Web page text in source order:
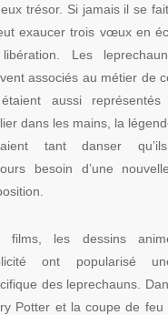
trésor. Si jamais il se
exaucer trois vœux en
Les
associés au métier de
aussi
dans les mains, la
tant danser
besoin d’une
films, les dessins
ont popularisé
des leprechauns.
Potter et la coupe de feu